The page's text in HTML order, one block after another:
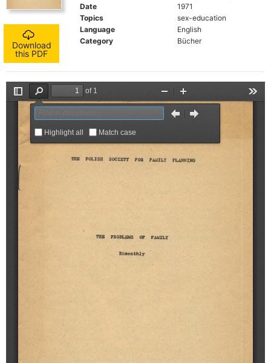
Download
this PDF
Date
1971
Topics
sex-education
Language
English
Category
Bücher